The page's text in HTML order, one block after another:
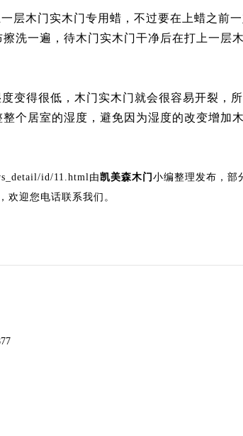
层木门实木门专用蜡，不过要在上蜡之前
洗一遍，待木门实木门干净后在打上一层
变得很低，木门实木门就会很容易开裂，
个居室的湿度，避免因为湿度的改变增加
id/11.html由凯美森木门 小编整理发布，部
欢迎您电话联系我们。